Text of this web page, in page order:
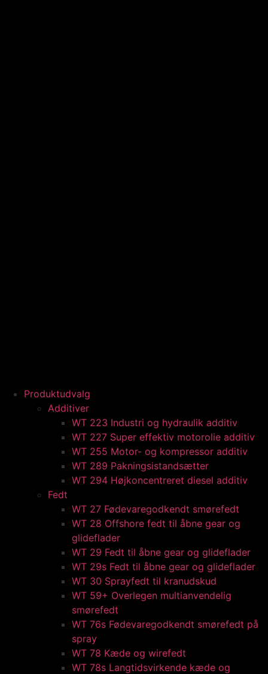
Produktudvalg
Additiver
WT 223 Industri og hydraulik additiv
WT 227 Super effektiv motorolie additiv
WT 255 Motor- og kompressor additiv
WT 289 Pakningsistandsætter
WT 294 Højkoncentreret diesel additiv
Fedt
WT 27 Fødevaregodkendt smørefedt
WT 28 Offshore fedt til åbne gear og
glideflader
WT 29 Fedt til åbne gear og glideflader
WT 29s Fedt til åbne gear og glideflader
WT 30 Sprayfedt til kranudskud
WT 59+ Overlegen multianvendelig
smørefedt​​
WT 76s Fødevaregodkendt smørefedt på
spray​
WT 78 Kæde og wirefedt​
WT 78s Langtidsvirkende kæde og